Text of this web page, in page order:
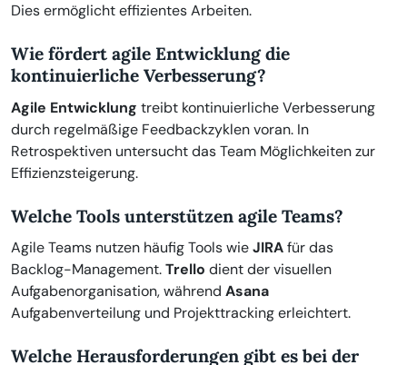
Dies ermöglicht effizientes Arbeiten.
Wie fördert agile Entwicklung die
kontinuierliche Verbesserung?
Agile Entwicklung treibt kontinuierliche Verbesserung
durch regelmäßige Feedbackzyklen voran. In
Retrospektiven untersucht das Team Möglichkeiten zur
Effizienzsteigerung.
Welche Tools unterstützen agile Teams?
Agile Teams nutzen häufig Tools wieJIRAfür das
Backlog-Management.Trello dient der visuellen
Aufgabenorganisation, während Asana
Aufgabenverteilung und Projekttracking erleichtert.
Welche Herausforderungen gibt es bei der